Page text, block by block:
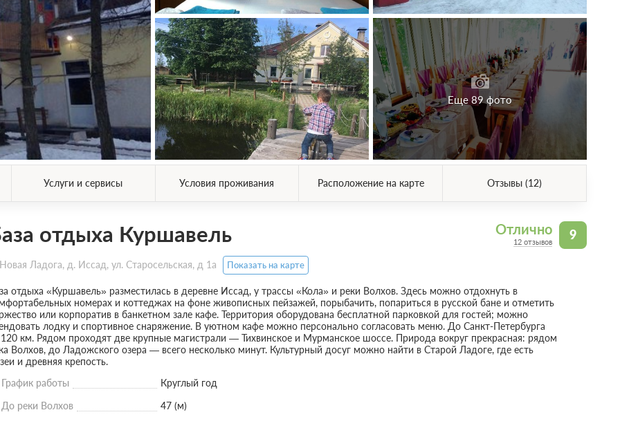
Еще 89 фото
Услуги и сервисы Условия проживания Расположение на карте Отзывы (12)
9
Отлично
12 отзывов
отдыха Куршавель
Ладога, д. Иссад, ул. Старосельская, д 1а Показать на карте
отдыха «Куршавель» разместилась в деревне Иссад, у трассы «Кола» и реки Волхов. Здесь можно отдохнуть в
номерах и коттеджах на фоне живописных пейзажей, порыбачить, попариться в русской бане и отметить
или корпоратив в банкетном зале кафе. Территория оборудована бесплатной парковкой для гостей; можно
лодку и спортивное снаряжение. В уютном кафе можно персонально согласовать меню. До Санкт-Петербурга
км. Рядом проходят две крупные магистрали — Тихвинское и Мурманское шоссе. Природа вокруг прекрасная: рядом
Волхов, до Ладожского озера — всего несколько минут. Культурный досуг можно найти в Старой Ладоге, где есть
и древняя крепость.
График работы
Круглый год
До реки Волхов
47 (м)